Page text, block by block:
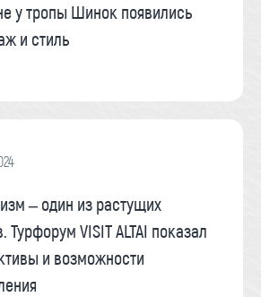
у тропы Шинок появились
и стиль
– один из растущих
Турфорум VISIT ALTAI показал
и возможности